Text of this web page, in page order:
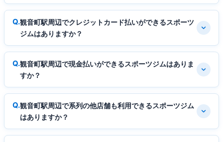
観音町駅周辺でクレジットカード払いができるスポーツ
ジムはありますか？
観音町駅周辺で現金払いができるスポーツジムはありま
すか？
観音町駅周辺で系列の他店舗も利用できるスポーツジム
はありますか？